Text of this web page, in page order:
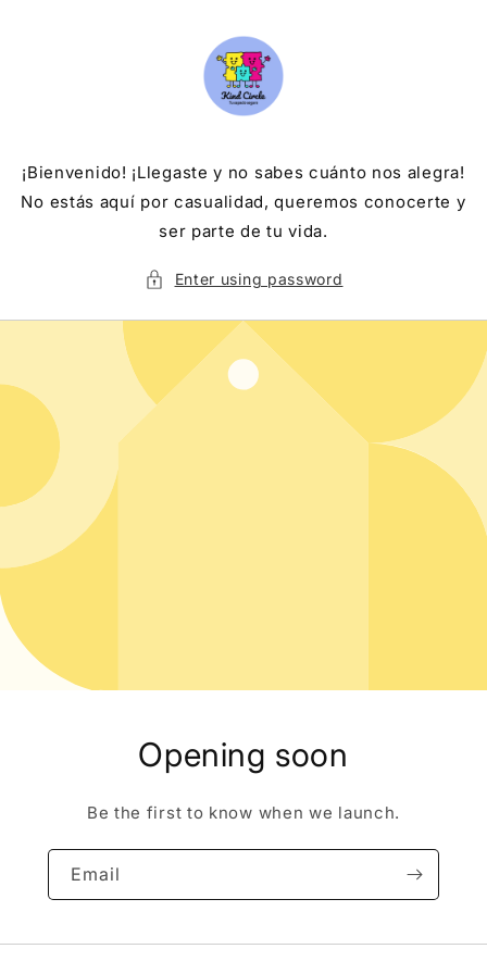
¡Bienvenido! ¡Llegaste y no sabes cuánto nos alegra!
No estás aquí por casualidad, queremos conocerte y
ser parte de tu vida.
Enter using password
Opening soon
Be the first to know when we launch.
Email